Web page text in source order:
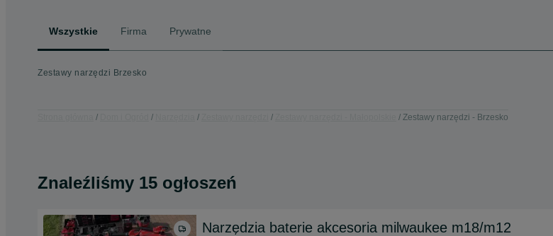
Wszystkie Firma Prywatne
Zestawy narzędzi Brzesko
Zestawy narzędzi - Brzesko
Znaleźliśmy 15 ogłoszeń
Narzędzia baterie akcesoria milwaukee m18/m12